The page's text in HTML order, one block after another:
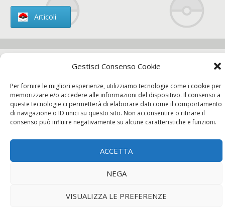
Gestisci Consenso Cookie
Per fornire le migliori esperienze, utilizziamo tecnologie come i cookie per
memorizzare e/o accedere alle informazioni del dispositivo. Il consenso a
queste tecnologie ci permetterà di elaborare dati come il comportamento
di navigazione o ID unici su questo sito. Non acconsentire o ritirare il
consenso può influire negativamente su alcune caratteristiche e funzioni.
ACCETTA
NEGA
VISUALIZZA LE PREFERENZE
Articoli
Chi siamo
Contatti